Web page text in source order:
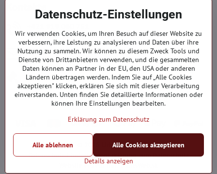
Kontakte
Mont. - Freit. : 09:00 - 15:00 hod.
info​@everlady​.eu
Non stop ( 24/7 )
Impressum
Firmendaten
Urheberrecht
Datenschutz-EinstellungenErklärung zum Datenschutz
Website erstellt mit:BiznisWeb.sk
Datenschutz-Einstellungen
Wir verwenden Cookies, um Ihren Besuch auf dieser Website zu
verbessern, ihre Leistung zu analysieren und Daten über ihre
Nutzung zu sammeln. Wir können zu diesem Zweck Tools und
Dienste von Drittanbietern verwenden, und die gesammelten
Daten können an Partner in der EU, den USA oder anderen
Ländern übertragen werden. Indem Sie auf „Alle Cookies
akzeptieren" klicken, erklären Sie sich mit dieser Verarbeitung
einverstanden. Unten finden Sie detaillierte Informationen oder
können Ihre Einstellungen bearbeiten.
Erklärung zum Datenschutz
Details anzeigen
Alle Cookies akzeptieren
Alle ablehnen